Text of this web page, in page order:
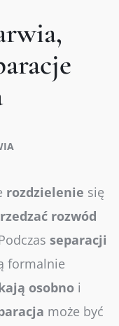
rozdzielenie się
rozwód
separacji
formalnie
osobno i
może być